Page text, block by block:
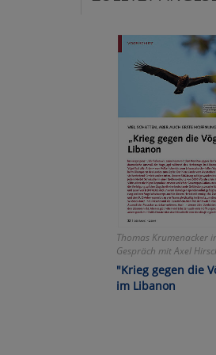
Thomas Krumenacker
Gespräch mit Axel
"Krieg gegen die
im Libanon